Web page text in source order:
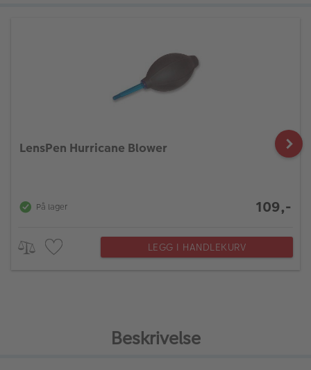
LensPen Hurricane Blower
På lager 109,-
LEGG I HANDLEKURV
Beskrivelse